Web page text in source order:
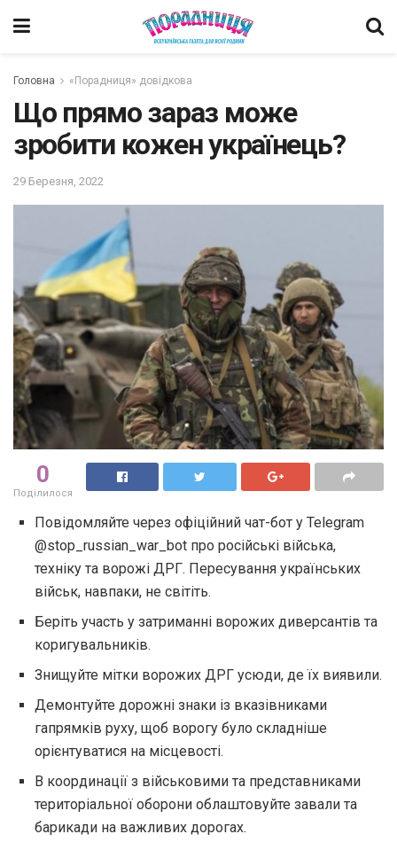
Головна «Порадниця» довідкова
Що прямо зараз може
зробити кожен українець?
29 Березня, 2022
0
Поділилося
Повідомляйте через офіційний чат-бот у Telegram
@stop_russian_war_bot про російські війська,
техніку та ворожі ДРГ. Пересування українських
військ, навпаки, не світіть.
Беріть участь у затриманні ворожих диверсантів та
коригувальників.
Знищуйте мітки ворожих ДРГ усюди, де їх виявили.
Демонтуйте дорожні знаки із вказівниками
гапрямків руху, щоб ворогу було складніше
орієнтуватися на місцевості.
В координації з військовими та представниками
територіальної оборони облаштовуйте завали та
барикади на важливих дорогах.